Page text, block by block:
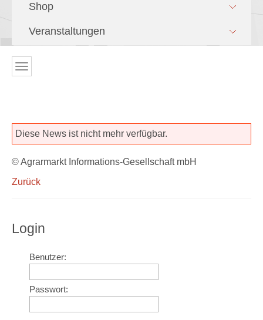
Shop
Veranstaltungen
Diese News ist nicht mehr verfügbar.
© Agrarmarkt Informations-Gesellschaft mbH
Zurück
Login
Benutzer:
Passwort: